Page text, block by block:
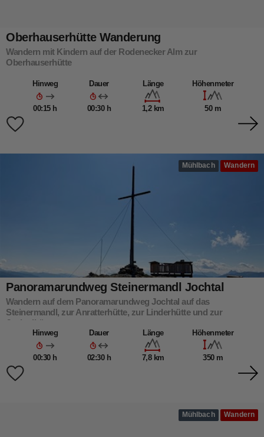
Oberhauserhütte Wanderung
Wandern mit Kindern auf der Rodenecker Alm zur
Oberhauserhütte
Hinweg
00:15 h
Dauer
00:30 h
Länge
1,2 km
Höhenmeter
50 m
Mühlbach Wandern
Panoramarundweg Steinermandl Jochtal
Wandern auf dem Panoramarundweg Jochtal auf das
Steinermandl, zur Anratterhütte, zur Linderhütte und zur
Jochtalhütte
Hinweg
00:30 h
Dauer
02:30 h
Länge
7,8 km
Höhenmeter
350 m
Mühlbach Wandern